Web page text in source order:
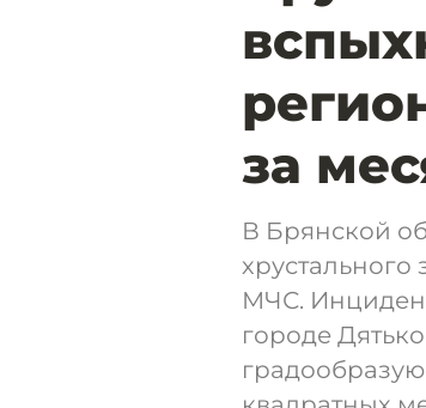
за
В Брянской
хрустального
МЧС.
городе